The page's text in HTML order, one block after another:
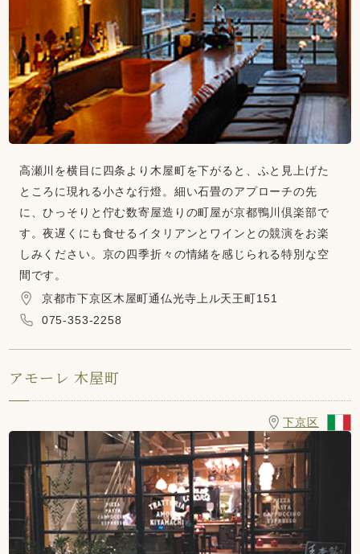
高瀬川を横目に四条より木屋町を下がると、ふと見上げた
ところに現れる小さな行燈。細い石畳のアプローチの先
に、ひっそりと佇む数寄屋造りの町屋が京都鴨川倶楽部で
す。夜遅くにも食せるイタリアンとワインとの競演をお楽
しみください。京の四季折々の情緒を感じられる特別な空
間です。
京都市下京区木屋町通仏光寺上ル天王町151
075-353-2258
アモーレ 木屋町
下京区